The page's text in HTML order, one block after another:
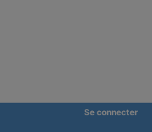
Se connecter